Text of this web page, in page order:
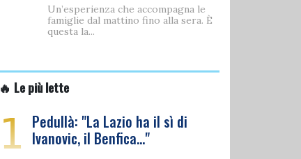
Un’esperienza che accompagna le
famiglie dal mattino fino alla sera. È
questa la...
🔥 Le più lette
1 Pedullà: "La Lazio ha il sì di
Ivanovic, il Benfica…"